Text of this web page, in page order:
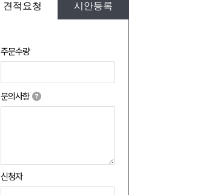
견적요청 시안등록
주문수량
문의사항
신청자